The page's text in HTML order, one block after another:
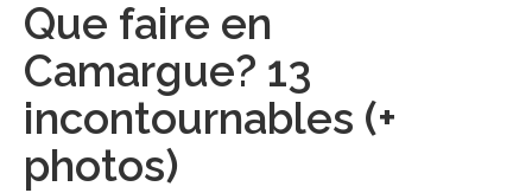
-
blog
de
Claire
et
Que faire en
Camargue? 13
incontournables (+
photos)